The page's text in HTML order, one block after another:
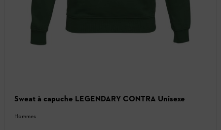
Sweat à capuche LEGENDARY CONTRA Unisexe
Hommes